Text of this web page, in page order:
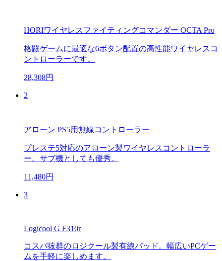
HORIワイヤレスファイティングコマンダー OCTA Pro
格闘ゲームに最適な6ボタン配置の高性能ワイヤレスコ
ントローラーです。
28,308円
2
アローン PS5用無線コントローラー
プレステ5対応のアローン製ワイヤレスコントローラ
ー。サブ機としても優秀。
11,480円
3
Logicool G F310r
コスパ抜群のロジクール製有線パッド。幅広いPCゲー
ムを手軽に楽しめます。